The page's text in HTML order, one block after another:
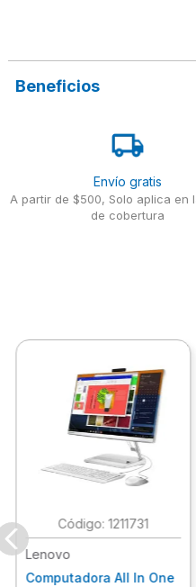
Beneficios
Envío gratis
A partir de $500, Solo aplica en
de cobertura
:1211731
Lenovo
Computadora All In One